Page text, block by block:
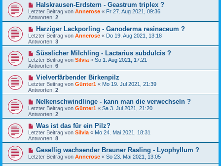
Halskrausen-Erdstern - Geastrum triplex ?
Letzter Beitrag von Annerose « Fr 27. Aug 2021, 09:36
Antworten: 2
Harziger Lackporling - Ganoderma resinaceum ?
Letzter Beitrag von Annerose « Do 19. Aug 2021, 13:18
Antworten: 3
Süsslicher Milchling - Lactarius subdulcis ?
Letzter Beitrag von Silvia « So 1. Aug 2021, 17:21
Antworten: 6
Vielverfärbender Birkenpilz
Letzter Beitrag von Günter1 « Mo 19. Jul 2021, 21:39
Antworten: 2
Nelkenschwindlinge - kann man die verwechseln ?
Letzter Beitrag von Günter1 « Sa 3. Jul 2021, 21:20
Antworten: 2
Was ist das für ein Pilz?
Letzter Beitrag von Silvia « Mo 24. Mai 2021, 18:31
Antworten: 8
Gesellig wachsender Brauner Rasling - Lyophyllum ?
Letzter Beitrag von Annerose « So 23. Mai 2021, 13:05